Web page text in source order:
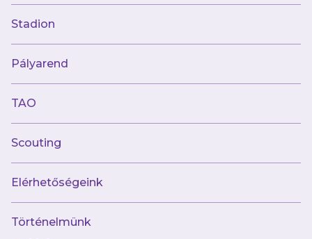
Stadion
Pályarend
TAO
Scouting
Elérhetőségeink
Történelmünk
lányaink a Női Labdarúgás Napján
2025.06.17